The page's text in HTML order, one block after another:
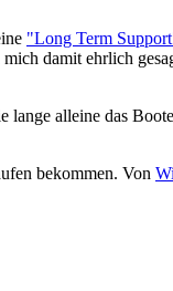
"Long Term
damit ehrlich
alleine das
bekommen. Von